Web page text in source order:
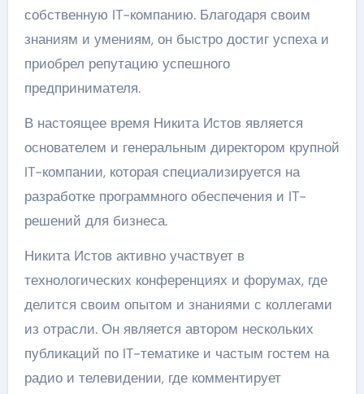
собственную IT-компанию. Благодаря своим
знаниям и умениям, он быстро достиг успеха и
приобрел репутацию успешного
предпринимателя.
В настоящее время Никита Истов является
основателем и генеральным директором крупной
IT-компании, которая специализируется на
разработке программного обеспечения и IT-
решений для бизнеса.
Никита Истов активно участвует в
технологических конференциях и форумах, где
делится своим опытом и знаниями с коллегами
из отрасли. Он является автором нескольких
публикаций по IT-тематике и частым гостем на
радио и телевидении, где комментирует